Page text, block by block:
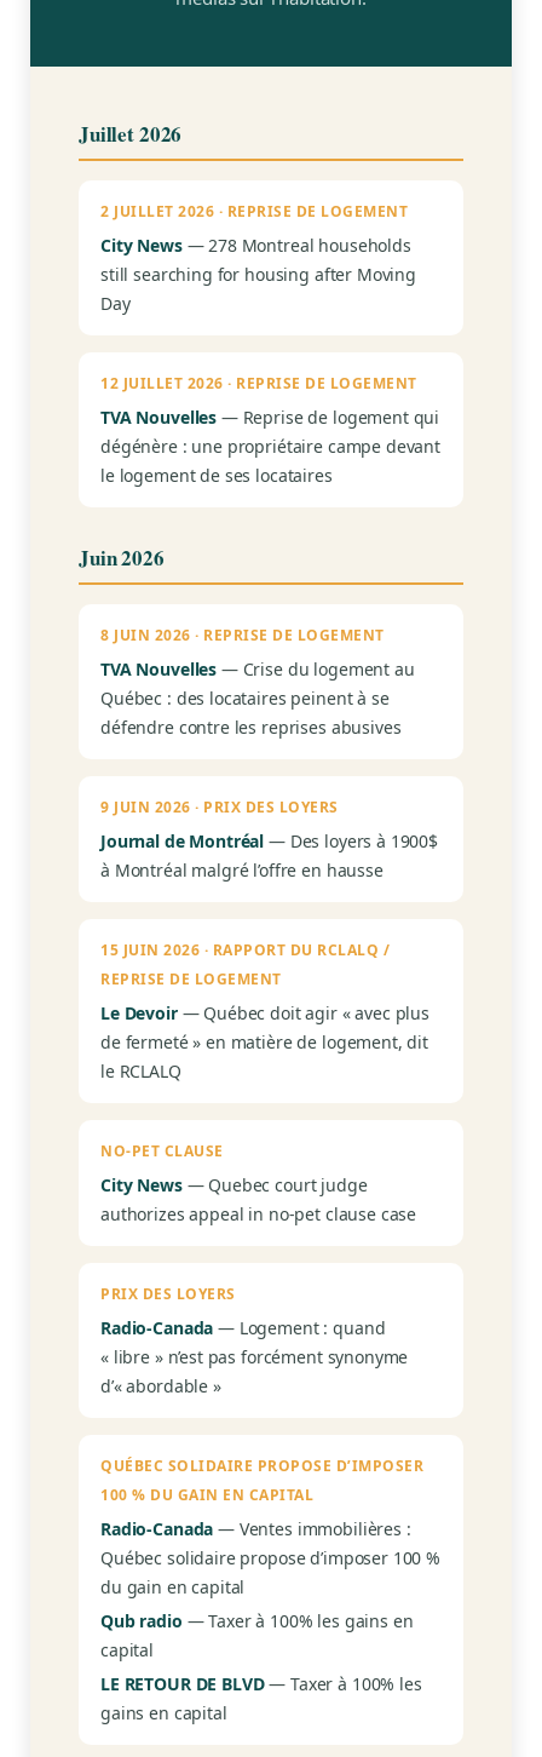
FAQ
Members zone
Contact
Juillet 2026
2 JUILLET 2026 · REPRISE DE LOGEMENT
City News— 278 Montreal households
still searching for housing after Moving
Day
12 JUILLET 2026 · REPRISE DE LOGEMENT
TVA Nouvelles — Reprise de logement qui
dégénère : une propriétaire campe devant
le logement de ses locataires
Juin 2026
8 JUIN 2026 · REPRISE DE LOGEMENT
TVA Nouvelles — Crise du logement au
Québec : des locataires peinent à se
défendre contre les reprises abusives
9 JUIN 2026 · PRIX DES LOYERS
Journal de Montréal — Des loyers à 1900$
à Montréal malgré l’offre en hausse
15 JUIN 2026 · RAPPORT DU RCLALQ /
REPRISE DE LOGEMENT
Le Devoir— Québec doit agir « avec plus
de fermeté » en matière de logement, dit
le RCLALQ
NO-PET CLAUSE
City News— Quebec court judge
authorizes appeal in no-pet clause case
PRIX DES LOYERS
Radio-Canada — Logement : quand
« libre » n’est pas forcément synonyme
d’« abordable »
QUÉBEC SOLIDAIRE PROPOSE D’IMPOSER
100 % DU GAIN EN CAPITAL
Radio-Canada — Ventes immobilières :
Québec solidaire propose d’imposer 100 %
du gain en capital
Qub radio — Taxer à 100% les gains en
capital
LE RETOUR DE BLVD— Taxer à 100% les
gains en capital